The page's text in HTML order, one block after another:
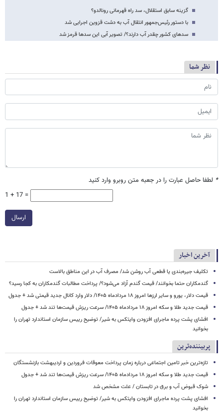
گزینه سابق استقلال، سد راه قهرمانی رونالدو؟
با دستور رئیس‌جمهور انتقال آب به دشت قزوین اجرایی شد
سدهای کشور چقدر آب دارند؟/ تصویر آبی این سدها قرمز شد
نظر شما
* لطفا حاصل عبارت را در جعبه متن روبرو وارد کنید
1 + 17 =
ارسال
آخرین اخبار
تکلیف جیره‌بندی یا قطعی آب روشن شد/ مصرف آب در این مناطق بالاست
گندمکاران حتما بخوانند/ قیمت گندم آزاد می‌شود؟/ پرداخت مطالبات گندمکاران به کجا رسید؟
قیمت دلار، یورو و سایر ارزها امروز ۱۸ مردادماه ۱۴۰۵/ دلار وارد کانال جدید قیمتی شد + جدول
قیمت جدید طلا و سکه امروز ۱۸ مردادماه ۱۴۰۵/ سرعت ریزش قیمت‌ها تند شد + جدول
افشای پشت پرده ماجرای افزودن وایتکس به شیر/ توضیح رییس سازمان استاندارد تهران را
بخوانید
پربیننده‌ترین
تازه‌ترین خبر تامین اجتماعی درباره زمان پرداخت معوقات فروردین و اردیبهشت بازنشستگان
قیمت جدید طلا و سکه امروز ۱۸ مردادماه ۱۴۰۵/ سرعت ریزش قیمت‌ها تند شد + جدول
شوک قبوض آب و برق در تابستان / علت مشخص شد
افشای پشت پرده ماجرای افزودن وایتکس به شیر/ توضیح رییس سازمان استاندارد تهران را
بخوانید